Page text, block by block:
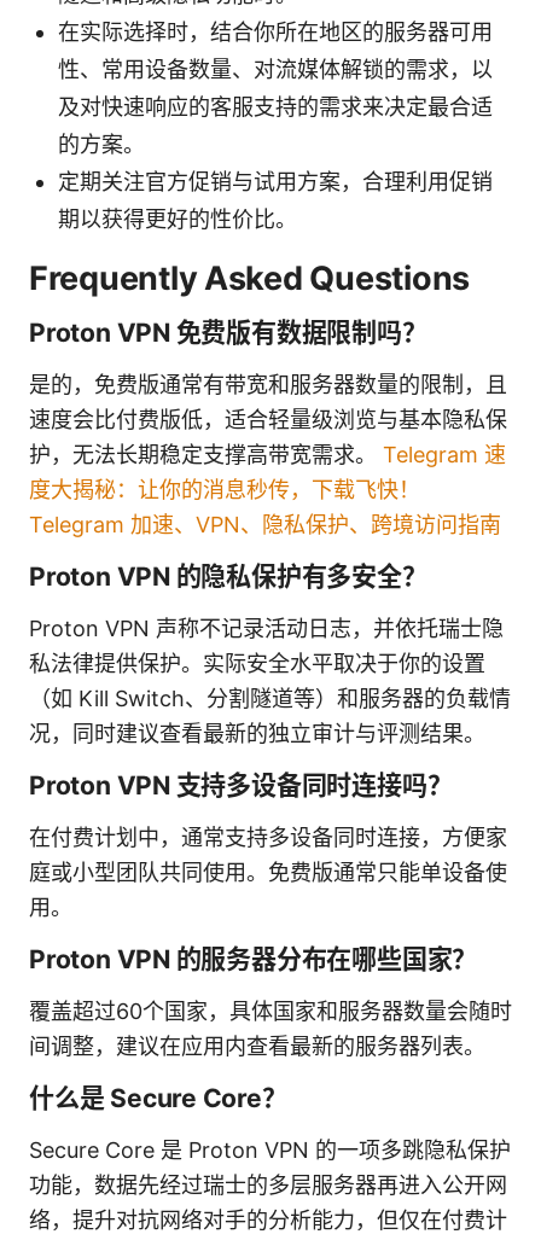
在实际选择时，结合你所在地区的服务器可用
性、常用设备数量、对流媒体解锁的需求，以
及对快速响应的客服支持的需求来决定最合适
的方案。
定期关注官方促销与试用方案，合理利用促销
期以获得更好的性价比。
Frequently Asked Questions
Proton VPN 免费版有数据限制吗？
是的，免费版通常有带宽和服务器数量的限制，且
速度会比付费版低，适合轻量级浏览与基本隐私保
护，无法长期稳定支撑高带宽需求。 Telegram 速
度大揭秘：让你的消息秒传，下载飞快！
Telegram 加速、VPN、隐私保护、跨境访问指南
Proton VPN 的隐私保护有多安全？
Proton VPN 声称不记录活动日志，并依托瑞士隐
私法律提供保护。实际安全水平取决于你的设置
（如 Kill Switch、分割隧道等）和服务器的负载情
况，同时建议查看最新的独立审计与评测结果。
Proton VPN 支持多设备同时连接吗？
在付费计划中，通常支持多设备同时连接，方便家
庭或小型团队共同使用。免费版通常只能单设备使
用。
Proton VPN 的服务器分布在哪些国家？
覆盖超过60个国家，具体国家和服务器数量会随时
间调整，建议在应用内查看最新的服务器列表。
什么是 Secure Core？
Secure Core 是 Proton VPN 的一项多跳隐私保护
功能，数据先经过瑞士的多层服务器再进入公开网
络，提升对抗网络对手的分析能力，但仅在付费计